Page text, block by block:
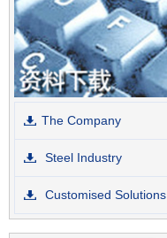
The Company
Steel Industry
Customised Solutions